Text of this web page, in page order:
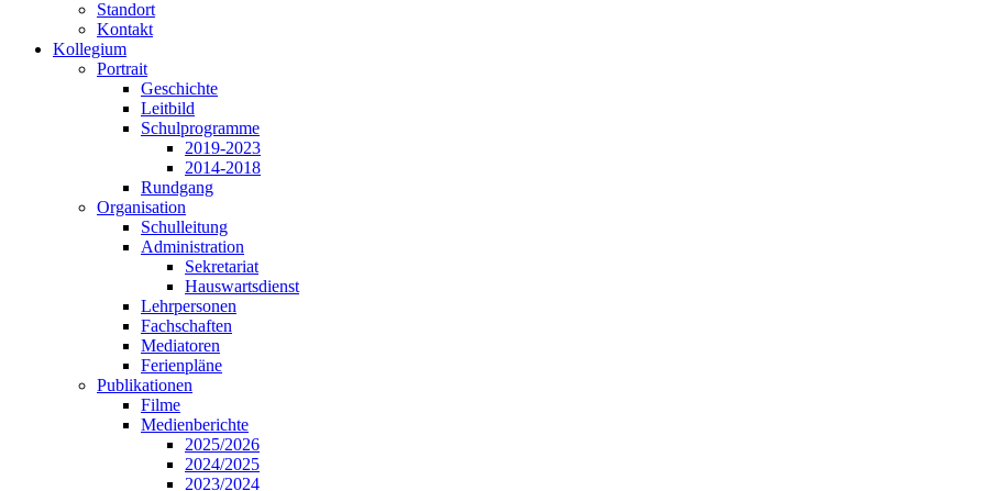
Standort
Kontakt
Kollegium
Portrait
Geschichte
Leitbild
Schulprogramme
2019-2023
2014-2018
Rundgang
Organisation
Schulleitung
Administration
Sekretariat
Hauswartsdienst
Lehrpersonen
Fachschaften
Mediatoren
Ferienpläne
Publikationen
Filme
Medienberichte
2025/2026
2024/2025
2023/2024